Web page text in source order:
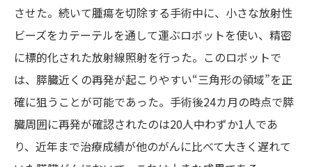
させた。続いて腫瘍を切除する手術中に、小さな放射性
ビーズをカテーテルを通して運ぶロボットを使い、精密
に標的化された放射線照射を行った。このロボットで
は、膵臓近くの再発が起こりやすい“三角形の領域”を正
確に狙うことが可能であった。手術後24カ月の時点で膵
臓周囲に再発が確認されたのは20人中わずか1人であ
り、近年まで治療成績が他のがんに比べて大きく遅れて